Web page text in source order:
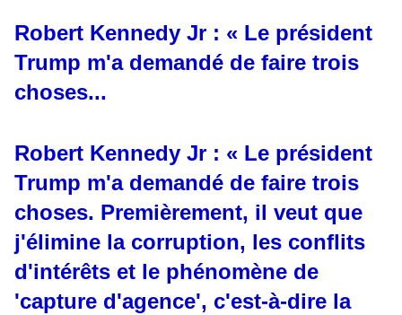
Robert Kennedy Jr : « Le président
Trump m'a demandé de faire trois
choses...
Robert Kennedy Jr : « Le président
Trump m'a demandé de faire trois
choses. Premièrement, il veut que
j'élimine la corruption, les conflits
d'intérêts et le phénomène de
'capture d'agence', c'est-à-dire la